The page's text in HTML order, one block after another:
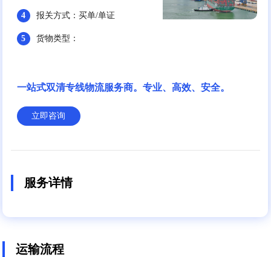
4 报关方式：买单/单证
5 货物类型：
一站式双清专线物流服务商。专业、高效、安全。
立即咨询
服务详情
运输流程